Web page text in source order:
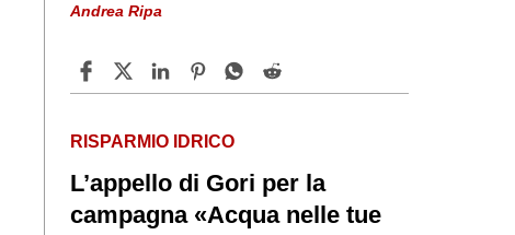
Andrea Ripa
RISPARMIO IDRICO
L’appello di Gori per la
campagna «Acqua nelle tue